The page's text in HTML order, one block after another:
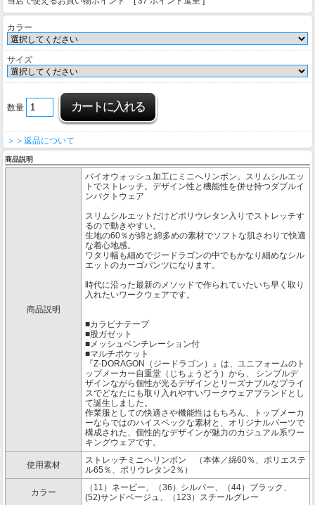
カラー
サイズ
数量
＞＞返品について
商品説明
商品説明
バイオウォッシュ加工にミニへリンボン。スリムシルエッ
トでストレッチ。デザイン性と機能性を併せ持つダブルイ
ンパクトウェア
スリムシルエットだけどポリウレタン入りでストレッチす
るので動きやすい。
生地の60％が綿と綿多めの素材でソフトな肌さわりで快適
な着心地感。
ワタリ幅も細めでジードラゴンの中でもかなり細めなシル
エットのカーゴパンツになります。
時代に沿った最新のメソッドで作られていたいち早く取り
入れたいワークウェアです。
■カラビナテープ
■股ガゼット
■メッシュベンチレーション付
■マルチポケット
『Z-DORAGON（ジードラゴン）』は、ユニフォームのト
ップメーカー自重堂（じちょうどう）から、 シンプルデ
ザインながら個性が光るデザインとリーズナブルなプライ
スでどなたにも取り入れやすいワークウェアブランドとし
て誕生しました。
作業服としての快適さや機能性はもちろん、トップメーカ
ーならではのハイスペックな素材と、オリジナルパーツで
構成された、個性的なデザインが魅力のカジュアル系ワー
キングウェアです。
使用素材
ストレッチミニヘリンボン （本体／綿60％、ポリエステ
ル65％、ポリウレタン2％）
カラー
（11）ネービー、（36）シルバー、（44）ブラック、
(52)サンドベージュ、（123）スチールグレー